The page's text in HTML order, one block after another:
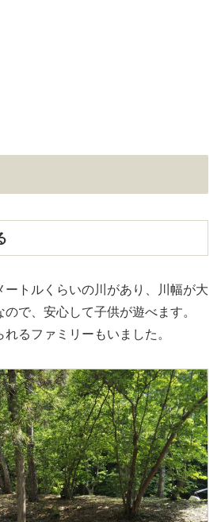
ートルくらいの川があり、川幅が大
で、安心して子供が遊べます。
るファミリーもいました。